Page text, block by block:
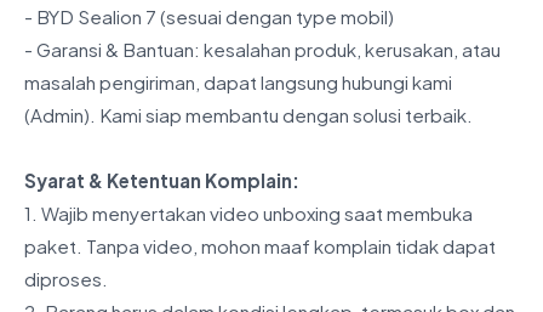
- BYD Sealion 7 (sesuai dengan type mobil)
- Garansi & Bantuan: kesalahan produk, kerusakan, atau
masalah pengiriman, dapat langsung hubungi kami
(Admin). Kami siap membantu dengan solusi terbaik.
Syarat & Ketentuan Komplain:
1. Wajib menyertakan video unboxing saat membuka
paket. Tanpa video, mohon maaf komplain tidak dapat
diproses.